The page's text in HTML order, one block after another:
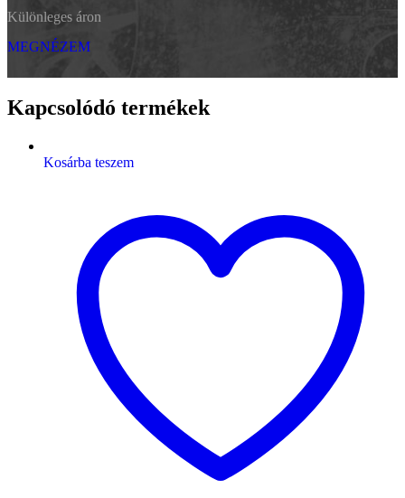
Különleges áron
MEGNÉZEM
Kapcsolódó termékek
Kosárba teszem